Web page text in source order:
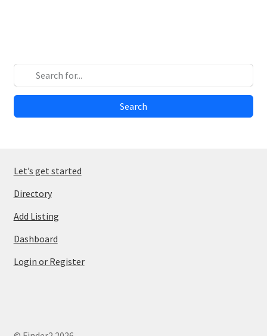
Search
Let’s get started
Directory
Add Listing
Dashboard
Login or Register